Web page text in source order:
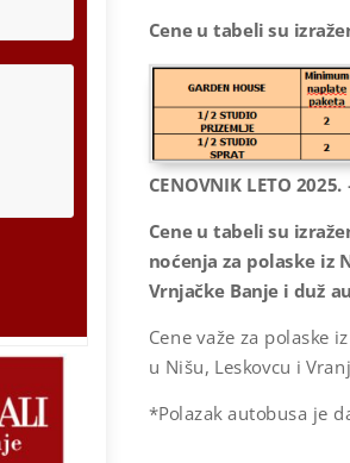
Cene u tabeli su
CENOVNIK LETO 2025.
Cene u tabeli su
noćenja za polaske iz
Vrnjačke Banje i duž
Cene važe za polaske
u Nišu, Leskovcu i
*Polazak autobusa je